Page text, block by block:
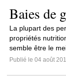
Baies de
La plupart des
propriétés
semble être le
Publié le 04 août